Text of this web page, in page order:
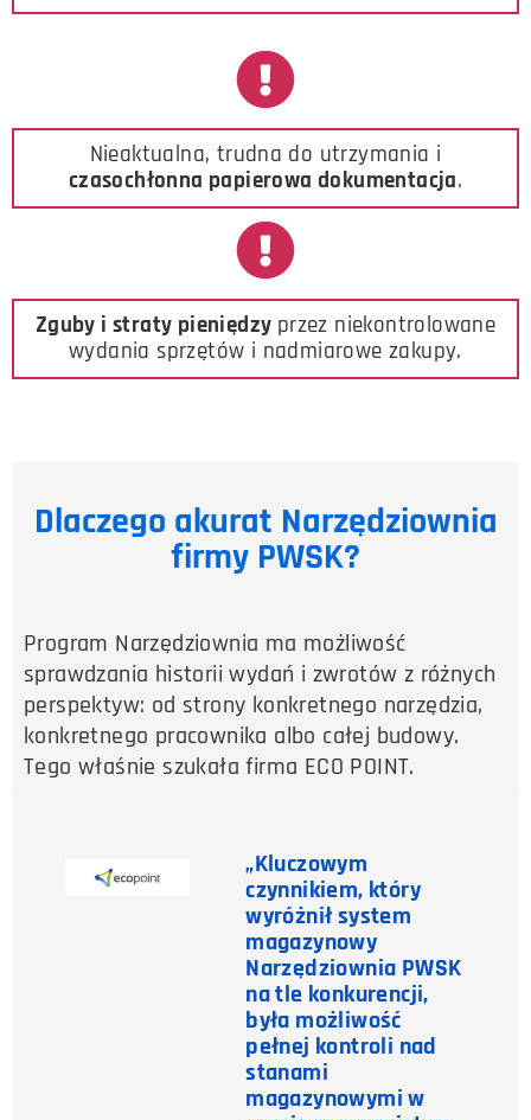
Nieaktualna, trudna do utrzymania i
czasochłonna papierowa dokumentacja.
Zguby i straty pieniędzy przez niekontrolowane
wydania sprzętów i nadmiarowe zakupy.
Dlaczego akurat Narzędziownia
firmy PWSK?
Program Narzędziownia ma możliwość
sprawdzania historii wydań i zwrotów z różnych
perspektyw: od strony konkretnego narzędzia,
konkretnego pracownika albo całej budowy.
Tego właśnie szukała firma ECO POINT.
„Kluczowym
czynnikiem, który
wyróżnił system
magazynowy
Narzędziownia PWSK
na tle konkurencji,
była możliwość
pełnej kontroli nad
stanami
magazynowymi w